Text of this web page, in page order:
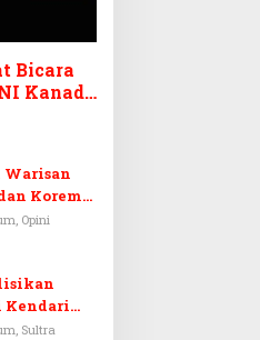
Bicara
Kanada
Warisan
Korem
Opini
Kendari
Miliar
Sultra